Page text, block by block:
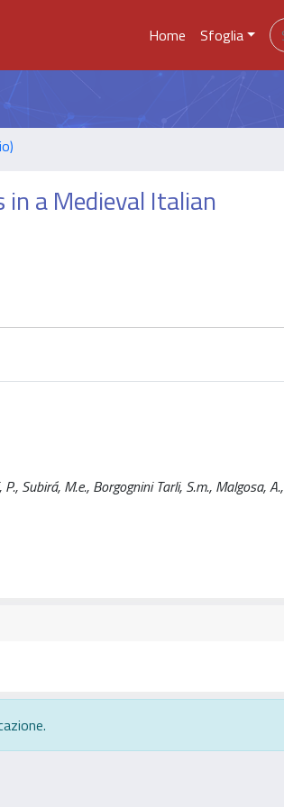
Home Sfoglia
a Medieval Italian
Subirá, M.e., Borgognini Tarli, S.m., Malgosa, A.,